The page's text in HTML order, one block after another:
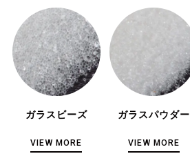
ガラスビーズ
VIEW MORE
ガラスパウダー
VIEW MORE